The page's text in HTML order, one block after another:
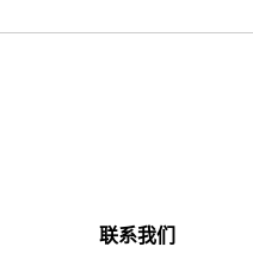
联系我们